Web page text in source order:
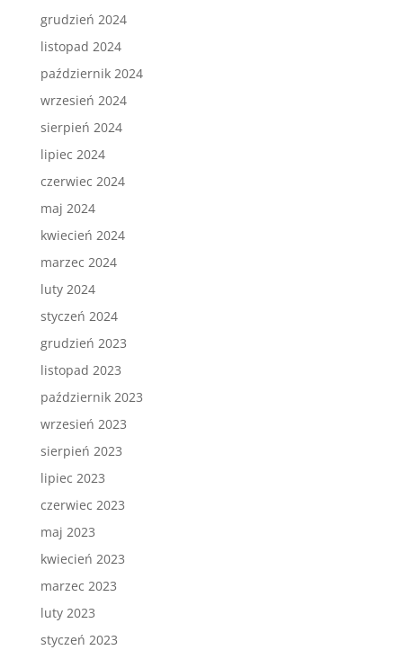
grudzień 2024
listopad 2024
październik 2024
wrzesień 2024
sierpień 2024
lipiec 2024
czerwiec 2024
maj 2024
kwiecień 2024
marzec 2024
luty 2024
styczeń 2024
grudzień 2023
listopad 2023
październik 2023
wrzesień 2023
sierpień 2023
lipiec 2023
czerwiec 2023
maj 2023
kwiecień 2023
marzec 2023
luty 2023
styczeń 2023